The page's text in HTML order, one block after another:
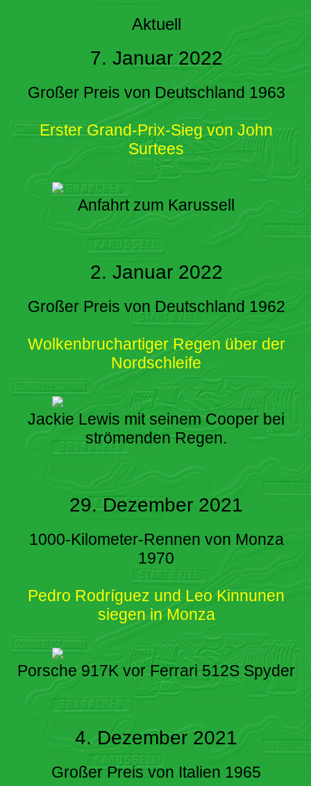
Aktuell
7. Januar 2022
Großer Preis von Deutschland 1963
Erster Grand-Prix-Sieg von John
Surtees
Anfahrt zum Karussell
2. Januar 2022
Großer Preis von Deutschland 1962
Wolkenbruchartiger Regen über der
Nordschleife
Jackie Lewis mit seinem Cooper bei
strömenden Regen.
29. Dezember 2021
1000-Kilometer-Rennen von Monza
1970
Pedro Rodríguez und Leo Kinnunen
siegen in Monza
Porsche 917K vor Ferrari 512S Spyder
4. Dezember 2021
Großer Preis von Italien 1965